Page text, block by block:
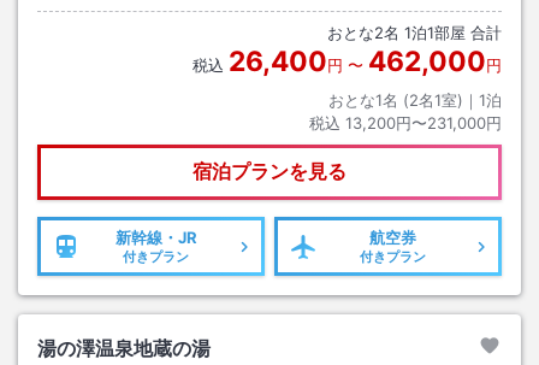
おとな2名 1泊1部屋 合計
税込 26,400円 〜 462,000円
おとな1名 (2名1室)｜ 1泊
税込 13,200円〜231,000円
宿泊プランを見る
新幹線・JR
付きプラン
航空券
付きプラン
湯の澤温泉地蔵の湯